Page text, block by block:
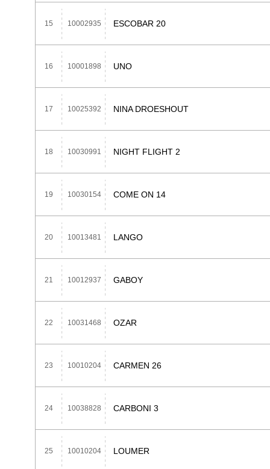
15 10002935 ESCOBAR 20
16 10001898 UNO
17 10025392 NINA DROESHOUT
18 10030991 NIGHT FLIGHT 2
19 10030154 COME ON 14
20 10013481 LANGO
21 10012937 GABOY
22 10031468 OZAR
23 10010204 CARMEN 26
24 10038828 CARBONI 3
25 10010204 LOUMER